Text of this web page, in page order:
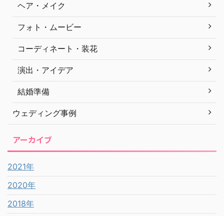
ヘア・メイク
フォト・ムービー
コーディネート・装花
演出・アイデア
結婚準備
ウェディング事例
アーカイブ
2021年
2020年
2018年